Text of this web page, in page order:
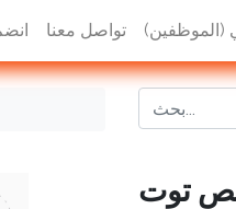
تواصل معنا (الموظفين)
توت